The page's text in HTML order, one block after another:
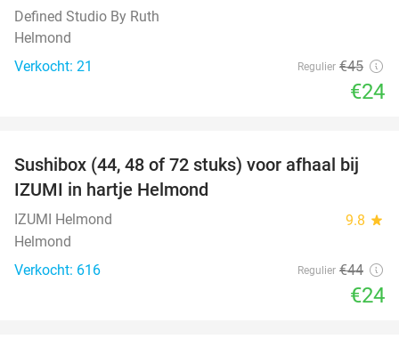
Defined Studio By Ruth
Helmond
Verkocht: 21
Regulier €45
€24
45%
Sushibox (44, 48 of 72 stuks) voor afhaal bij
IZUMI in hartje Helmond
IZUMI Helmond 9.8 star
Helmond
Verkocht: 616
Regulier €44
€24